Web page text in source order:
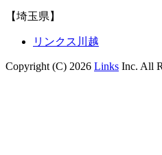
【埼玉県】
リンクス川越
Copyright (C) 2026 Links Inc. All